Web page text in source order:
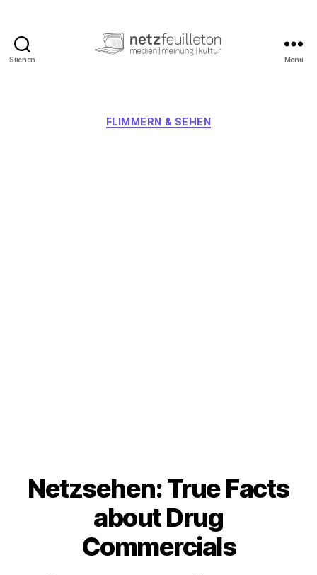
Suchen Menü
Kategorien
FLIMMERN & SEHEN
Netzsehen: True Facts
about Drug
Commercials